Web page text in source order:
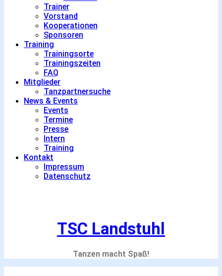
Trainer
Vorstand
Kooperationen
Sponsoren
Training
Trainingsorte
Trainingszeiten
FAQ
Mitglieder
Tanzpartnersuche
News & Events
Events
Termine
Presse
Intern
Training
Kontakt
Impressum
Datenschutz
TSC Landstuhl
Tanzen macht Spaß!